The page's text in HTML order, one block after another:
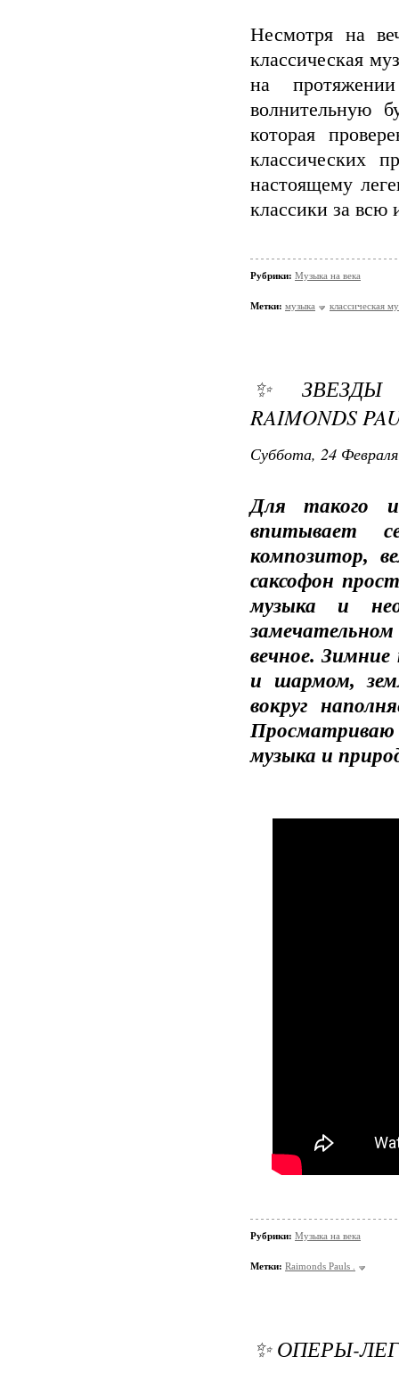
Несмотря на
классическая
на
волнительную
которая
классических
настоящему
классики за
Рубрики: Музыка на века
Метки: музыка классическая
✨ ЗВЕЗДЫ
RAIMONDS
Суббота, 24
Для такого
впитывает
композитор,
саксофон
музыка и
вечное.
и шармом,
вокруг
музыка и
Рубрики: Музыка на века
Метки: Raimonds Pauls .
✨ ОПЕРЫ-